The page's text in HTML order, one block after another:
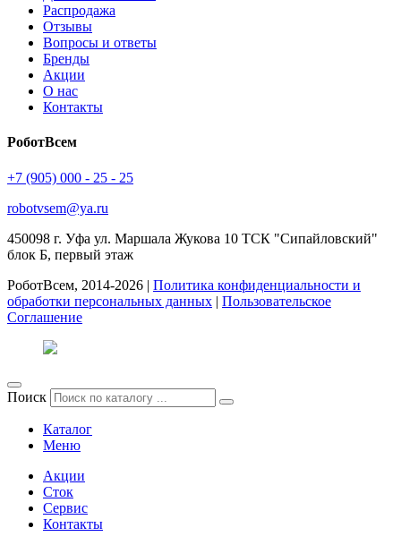
Распродажа
Отзывы
Вопросы и ответы
Бренды
Акции
О нас
Контакты
РоботВсем
+7 (905) 000 - 25 - 25
robotvsem@ya.ru
450098 г. Уфа ул. Маршала Жукова 10 ТСК "Сипайловский"
блок Б, первый этаж
РоботВсем, 2014-2026 | Политика конфиденциальности и
обработки персональных данных | Пользовательское
Соглашение
Поиск
Каталог
Меню
Акции
Сток
Сервис
Контакты